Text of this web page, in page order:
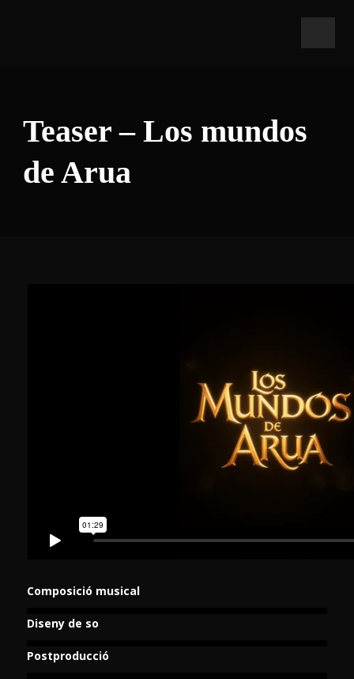
Teaser – Los mundos
de Arua
Composició musical
Diseny de so
Postproducció